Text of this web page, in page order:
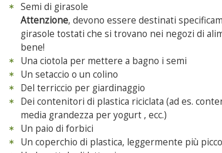
Semi di girasole
Attenzione, devono essere destinati
girasole tostati che si trovano nei negozi di
bene!
Una ciotola per mettere a bagno i semi
Un setaccio o un colino
Del terriccio per giardinaggio
Dei contenitori di plastica riciclata (ad es.
media grandezza per yogurt , ecc.)
Un paio di forbici
Un coperchio di plastica, leggermente più